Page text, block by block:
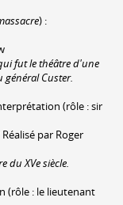
) :
fut le théâtre d'une
général Custer.
(rôle : sir
par Roger
du XVe siècle.
(rôle : le lieutenant